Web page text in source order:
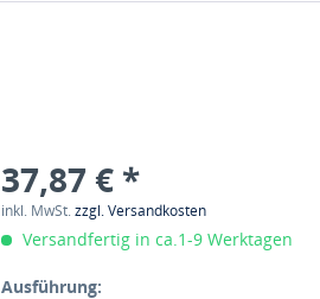
37,87 € *
inkl. MwSt.zzgl. Versandkosten
Versandfertig in ca.1-9 Werktagen
Ausführung: